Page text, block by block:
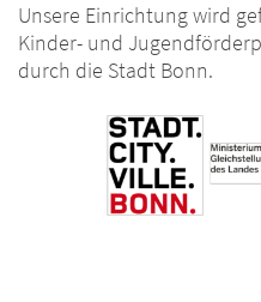
Unsere Einrichtung wird
Kinder- und
durch die Stadt Bonn.